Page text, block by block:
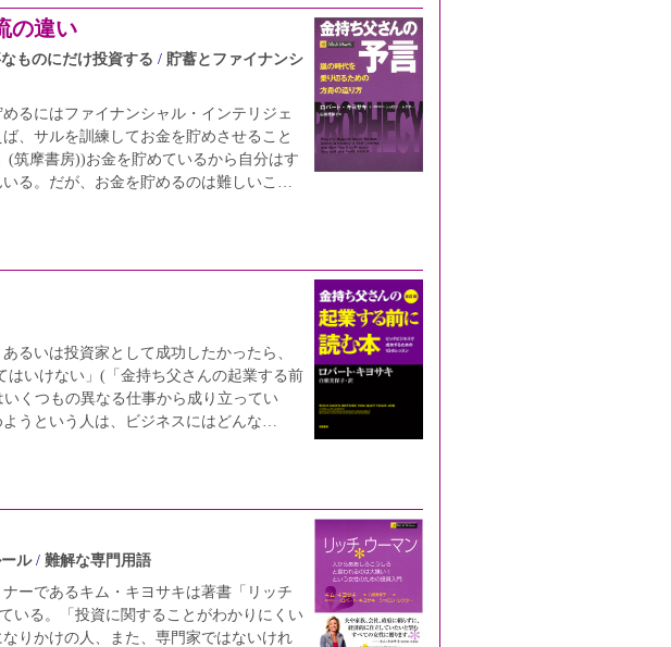
の違い
ものにだけ投資する
貯蓄とファイナンシ
るにはファイナンシャル・インテリジェ
、サルを訓練してお金を貯めさせること
筑摩書房))お金を貯めているから自分はす
る。だが、お金を貯めるのは難しいこ…
るいは投資家として成功したかったら、
いけない」(「金持ち父さんの起業する前
くつもの異なる仕事から成り立ってい
うという人は、ビジネスにはどんな…
ル
難解な専門用語
ーであるキム・キヨサキは著書「リッチ
いる。「投資に関することがわかりにくい
りかけの人、また、専門家ではないけれ